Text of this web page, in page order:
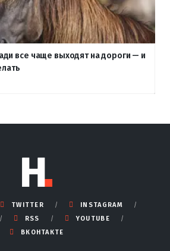
все чаще выходят на дороги — и
TWITTER
INSTAGRAM
RSS
YOUTUBE
ВКОНТАКТЕ